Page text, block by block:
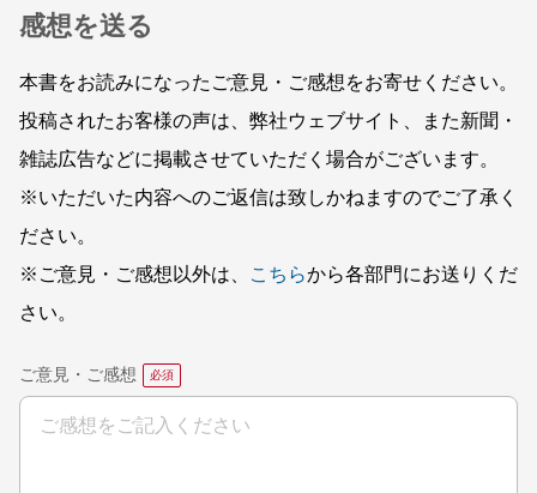
感想を送る
本書をお読みになったご意見・ご感想をお寄せください。
投稿されたお客様の声は、弊社ウェブサイト、また新聞・
雑誌広告などに掲載させていただく場合がございます。
※いただいた内容へのご返信は致しかねますのでご了承く
ださい。
※ご意見・ご感想以外は、
こちらから各部門にお送りくだ
さい。
ご意見・ご感想